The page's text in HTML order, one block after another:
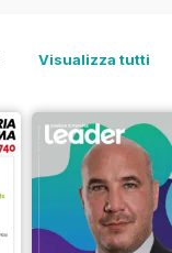
Visualizza tutti